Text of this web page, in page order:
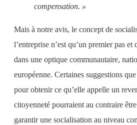
compensation. »
Mais à notre avis, le concept de
l’entreprise n’est qu’un premier pas et
dans une optique communautaire,
européenne. Certaines suggestions
pour obtenir ce qu’elle appelle un
citoyenneté pourraient au contraire
garantir une socialisation au niveau